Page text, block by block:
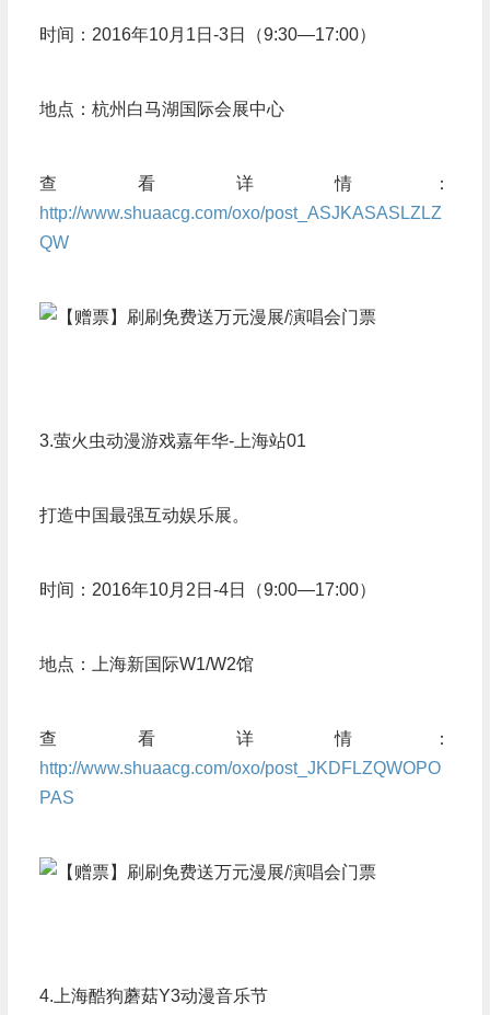
时间：2016年10月1日-3日（9:30—17:00）
地点：杭州白马湖国际会展中心
查看详情：
http://www.shuaacg.com/oxo/post_ASJKASASLZLZ
QW
3.萤火虫动漫游戏嘉年华-上海站01
打造中国最强互动娱乐展。
时间：2016年10月2日-4日（9:00—17:00）
地点：上海新国际W1/W2馆
查看详情：
http://www.shuaacg.com/oxo/post_JKDFLZQWOPO
PAS
4.上海酷狗蘑菇Y3动漫音乐节